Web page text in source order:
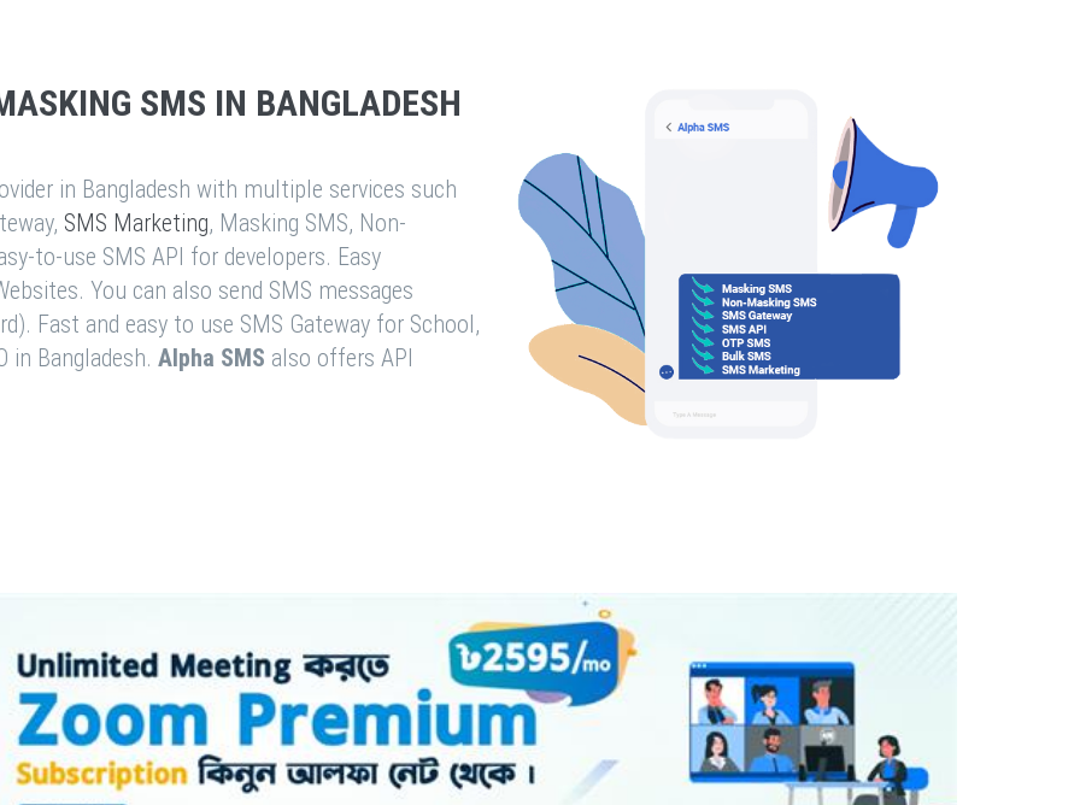
SMS IN BANGLADESH
in Bangladesh with multiple services such
SMS Marketing, Masking SMS, Non-
to-use SMS API for developers. Easy
You can also send SMS messages
Fast and easy to use SMS Gateway for School,
in Bangladesh. Alpha SMS also offers API